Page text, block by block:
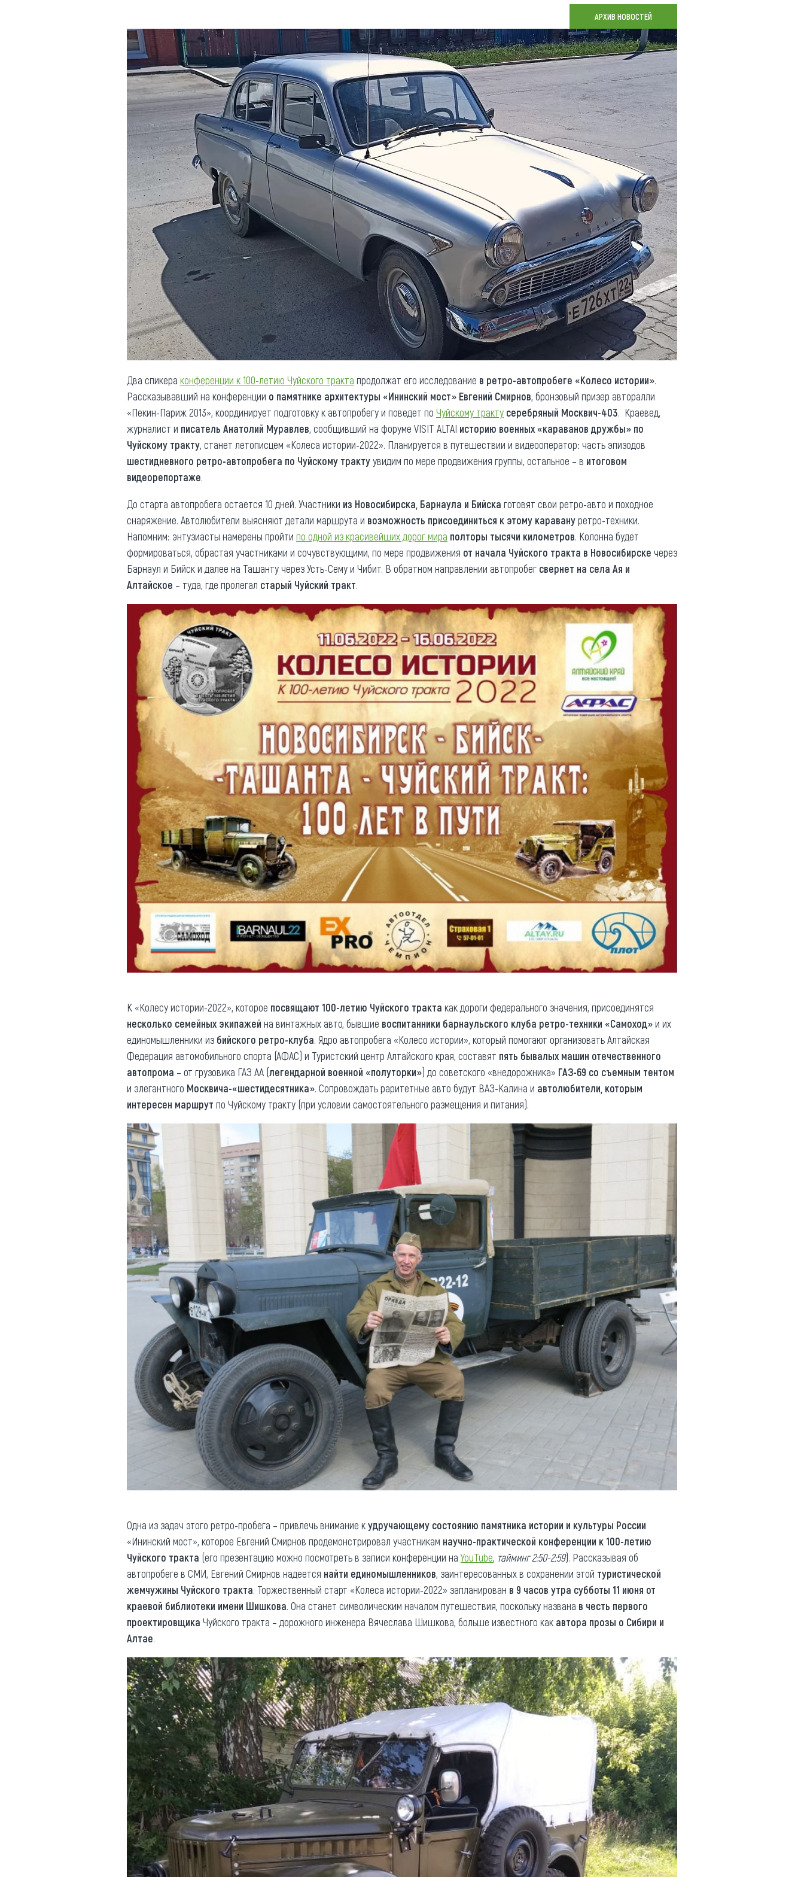
Новости
Что привезти (сувениры)
Общая информация
Как добраться
Люди, прославившие Алтай
Карты и буклеты
Коллекция впечатлений
Блог путешественника
Видеогалерея
Фотогалерея
Другие рубрики
Реестр туроператоров
Реестр туристических
агентств Алтайского края
Обращения граждан
Противодействие коррупции
АРХИВ НОВОСТЕЙ
Два спикера конференции к 100-летию Чуйского тракта продолжат его исследование в ретро-автопробеге «Колесо истории».
Рассказывавший на конференции о памятнике архитектуры «Ининский мост» Евгений Смирнов, бронзовый призер авторалли
«Пекин-Париж 2013», координирует подготовку к автопробегу и поведет по Чуйскому тракту серебряный Москвич-403. Краевед,
журналист и писатель Анатолий Муравлев, сообщивший на форуме VISIT ALTAI историю военных «караванов дружбы» по
Чуйскому тракту, станет летописцем «Колеса истории-2022». Планируется в путешествии и видеооператор: часть эпизодов
шестидневного ретро-автопробега по Чуйскому трактуувидим по мере продвижения группы, остальное – в итоговом
видеорепортаже.
До старта автопробега остается 10 дней. Участники из Новосибирска, Барнаула и Бийска готовят свои ретро-авто и походное
снаряжение. Автолюбители выясняют детали маршрута и возможность присоединиться к этому каравануретро-техники.
Напомним: энтузиасты намерены пройти по одной из красивейших дорог мира полторы тысячи километров. Колонна будет
формироваться, обрастая участниками и сочувствующими, по мере продвижения от начала Чуйского тракта в Новосибирске через
Барнаул и Бийск и далее на Ташанту через Усть-Сему и Чибит. В обратном направлении автопробег свернет на села Ая и
Алтайское – туда, где пролегал старый Чуйский тракт.
К «Колесу истории-2022», которое посвящают 100-летию Чуйского тракта как дороги федерального значения, присоединятся
несколько семейных экипажей на винтажных авто, бывшие воспитанники барнаульского клуба ретро-техники «Самоход»и их
единомышленники из бийского ретро-клуба. Ядро автопробега «Колесо истории», который помогают организовать Алтайская
Федерация автомобильного спорта (АФАС) и Туристский центр Алтайского края, составят пять бывалых машин отечественного
автопрома – от грузовика ГАЗ АА (легендарной военной «полуторки») до советского «внедорожника» ГАЗ-69 со съемным тентом
и элегантного Москвича-«шестидесятника». Сопровождать раритетные авто будут ВАЗ-Калина и автолюбители, которым
интересен маршрут по Чуйскому тракту (при условии самостоятельного размещения и питания).
Одна из задач этого ретро-пробега – привлечь внимание кудручающему состоянию памятника истории и культуры России
«Ининский мост», которое Евгений Смирнов продемонстрировал участникам научно-практической конференции к 100-летию
Чуйского тракта (его презентацию можно посмотреть в записи конференции на YouTube, тайминг 2:50-2:59). Рассказывая об
автопробеге в СМИ, Евгений Смирнов надеется найти единомышленников, заинтересованных в сохранении этой туристической
жемчужины Чуйского тракта. Торжественный старт «Колеса истории-2022» запланирован в 9 часов утра субботы 11 июня от
краевой библиотеки имени Шишкова. Она станет символическим началом путешествия, поскольку названа в честь первого
проектировщика Чуйского тракта – дорожного инженера Вячеслава Шишкова, больше известного как автора прозы о Сибири и
Алтае.